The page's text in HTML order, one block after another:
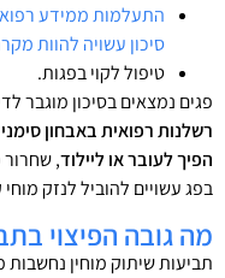
התעלמות ממידע
סיכון עשויה להוות
טיפול לקוי בפגות.
פגים נמצאים בסיכון מוגבר
רשלנותרפואיתבאבחוןסימני
הפיךלעובראוליילוד, שחרור
בפג עשויים להוביל לנזק
מה גובה הפיצוי
תביעות שיתוק מוחין